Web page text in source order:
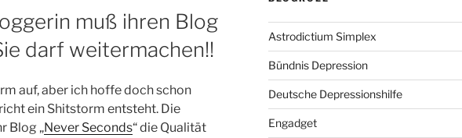
muß ihren Blog
darf weitermachen!!
auf, aber ich hoffe doch schon
ein Shitstorm entsteht. Die
Blog „Never Seconds“ die Qualität
Astrodictium Simplex
Bündnis Depression
Deutsche Depressionshilfe
Engadget